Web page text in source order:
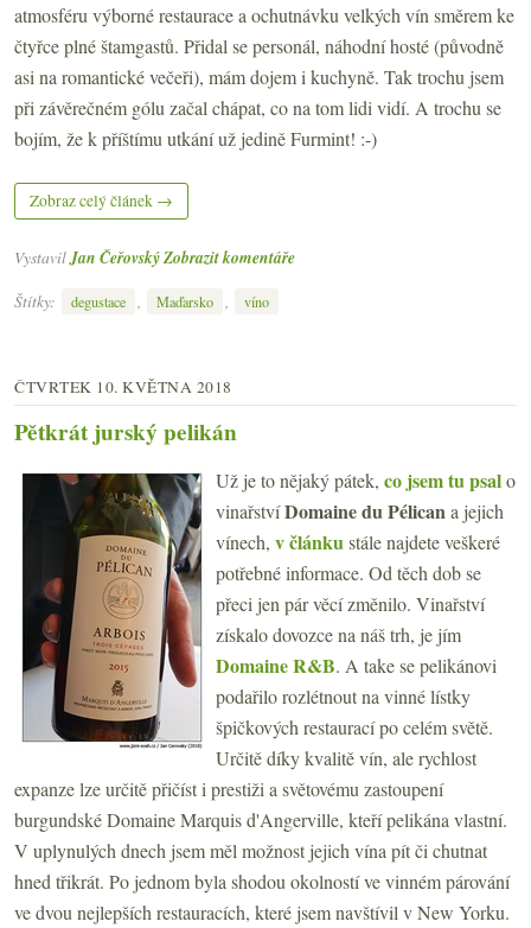
atmosféru výborné restaurace a ochutnávku velkých vín směrem ke
čtyřce plné štamgastů. Přidal se personál, náhodní hosté (původně
asi na romantické večeři), mám dojem i kuchyně. Tak trochu jsem
při závěrečném gólu začal chápat, co na tom lidi vidí. A trochu se
bojím, že k příštímu utkání už jedině Furmint! :-)
Zobraz celý článek →
VystavilJan ČeřovskýZobrazit komentáře
Štítky:
degustace Maďarsko víno
ČTVRTEK 10. KVĚTNA 2018
Pětkrát jurský pelikán
Už je to nějaký pátek, co jsem tu psalo
vinařstvíDomaine du Pélican a jejich
vínech, v článku stále najdete veškeré
potřebné informace. Od těch dob se
přeci jen pár věcí změnilo. Vinařství
získalo dovozce na náš trh, je jím
Domaine R&B. A take se pelikánovi
podařilo rozlétnout na vinné lístky
špičkových restaurací po celém světě.
Určitě díky kvalitě vín, ale rychlost
expanze lze určitě přičíst i prestiži a světovému zastoupení
burgundské Domaine Marquis d'Angerville, kteří pelikána vlastní.
V uplynulých dnech jsem měl možnost jejich vína pít či chutnat
hned třikrát. Po jednom byla shodou okolností ve vinném párování
ve dvou nejlepších restauracích, které jsem navštívil v New Yorku.